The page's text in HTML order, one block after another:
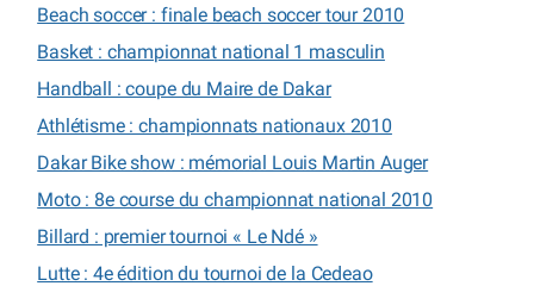
Beach soccer : finale beach soccer tour 2010
Basket : championnat national 1 masculin
Handball : coupe du Maire de Dakar
Athlétisme : championnats nationaux 2010
Dakar Bike show : mémorial Louis Martin Auger
Moto : 8e course du championnat national 2010
Billard : premier tournoi « Le Ndé »
Lutte : 4e édition du tournoi de la Cedeao